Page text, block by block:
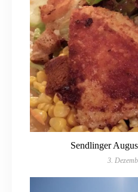
Sendlinger
3.